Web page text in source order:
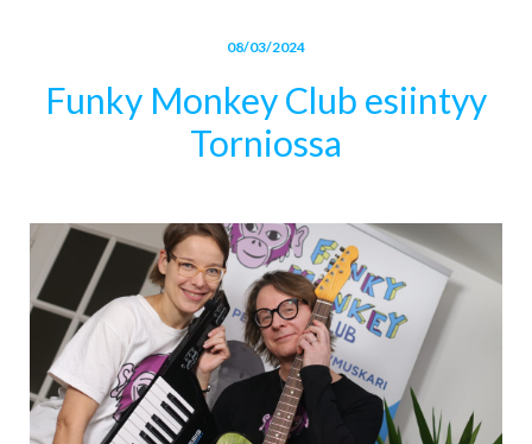
08/03/2024
Funky Monkey Club esiintyy
Torniossa